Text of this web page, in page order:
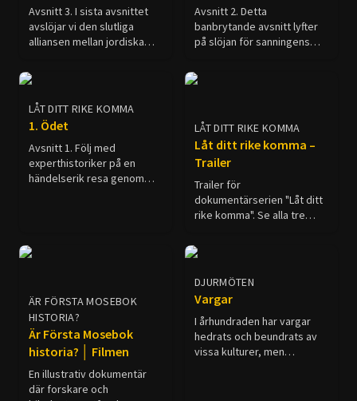
Avsnitt 3. I sista avsnittet
avslöjar vi den slutliga
alliansen mellan jordiska
försöka förstöra Guds folk
och inleda en tid av
universell förstörelse.
Avsnitt 2. Detta
banbrytande avsnitt lyfter
på slöjan för sanningens
förutsagt. I denna film
avslöjas Antikrist.
LÅT DITT RIKE KOMMA
1. Ödet
Avsnitt 1. Följ med
experthistoriker på en
händelserik resa genom
LÅT DITT RIKE KOMMA
Låt ditt rike komma –
Trailer
Trailer för
dokumentärserien "Låt ditt
rike komma". Se alla tre
Channel.
ÄR FÖRSTA MOSEBOK
HISTORIA?
Är Första Mosebok
historia? │ Filmen
En illustrativ dokumentär
där forskare och
DJURMÖTEN
Vargar
I århundraden har vargar
hedrats och beundrats av
vissa kulturer, men